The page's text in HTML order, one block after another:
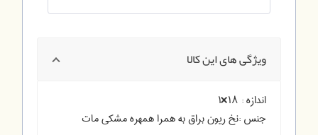
ویژگی های این کالا
اندازه : ۱۸×۱
جنس :نخ ریون براق به همرا همهره مشکی مات